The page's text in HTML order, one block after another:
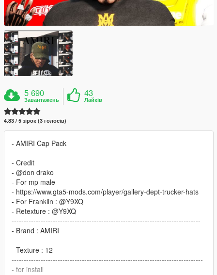
5 690
Завантажень
43
Лайків
4.83 / 5 зірок (3 голосів)
- AMIRI Cap Pack
----------------------------------
- Credit
- @don drako
- For mp male
- https://www.gta5-mods.com/player/gallery-dept-trucker-hats
- For Franklin : @Y9XQ
- Retexture : @Y9XQ
------------------------------------------------------------------------------
- Brand : AMIRI
- Texture : 12
-------------------------------------------------------------------------------
- for install